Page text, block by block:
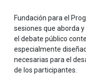
Fundación para el
sesiones que aborda
el debate público
especialmente
necesarias para el
de los participantes.